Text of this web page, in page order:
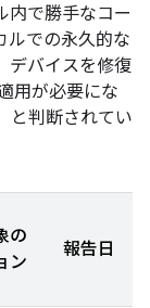
内で勝手なコー
ルでの永久的な
デバイスを修復
用が必要にな
と判断されてい
の
ン
報告日